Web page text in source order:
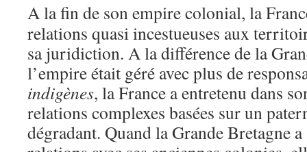
A la fin de son empire colonial, la
relations quasi incestueuses aux
sa juridiction. A la différence de la
l’empire était géré avec plus de
indigènes, la France a entretenu dans
relations complexes basées sur un
dégradant. Quand la Grande Bretagne